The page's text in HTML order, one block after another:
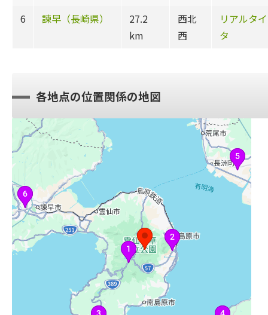
6
諫早（長崎県）
27.2
km
西北
西
リアルタ
タ
各地点の位置関係の地図